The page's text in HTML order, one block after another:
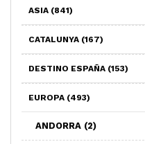
ASIA (841)
CATALUNYA (167)
DESTINO ESPAÑA (153)
EUROPA (493)
ANDORRA (2)